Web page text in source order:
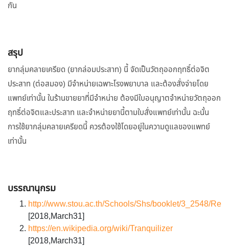
กัน
สรุป
ยากลุ่มคลายเครียด (ยากล่อมประสาท) นี้ จัดเป็นวัตถุออกฤทธิ์ต่อจิต
ประสาท (ต่อสมอง) มีจำหน่ายเฉพาะโรงพยาบาล และต้องสั่งจ่ายโดย
แพทย์เท่านั้น ในร้านขายยาที่มีจำหน่าย ต้องมีใบอนุญาตจำหน่ายวัตถุออก
ฤทธิ์ต่อจิตและประสาท และจำหน่ายยานี้ตามใบสั่งแพทย์เท่านั้น ฉะนั้น
การใช้ยากลุ่มคลายเครียดนี้ ควรต้องใช้โดยอยู่ในความดูแลของแพทย์
เท่านั้น
บรรณานุกรม
http://www.stou.ac.th/Schools/Shs/booklet/3_2548/
[2018,March31]
https://en.wikipedia.org/wiki/Tranquilizer
[2018,March31]